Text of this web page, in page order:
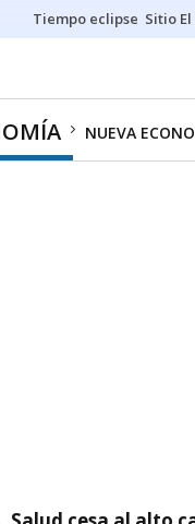
Tiempo eclipse Sitio
NUEVA